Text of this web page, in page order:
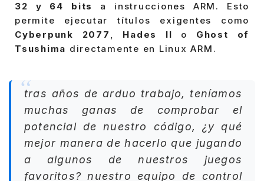
32 y 64 bits
a instrucciones ARM. Esto
permite ejecutar títulos exigentes como
Cyberpunk 2077 , Hades II o Ghost of
Tsushima directamente en Linux ARM.
tras años de arduo trabajo, teníamos
muchas ganas de comprobar el
potencial de nuestro código, ¿y qué
mejor manera de hacerlo que jugando
a algunos de nuestros juegos
favoritos? nuestro equipo de control